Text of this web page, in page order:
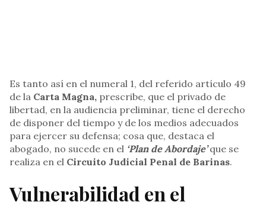
Es tanto así en el numeral 1, del referido artículo 49
de la Carta Magna, prescribe, que el privado de
libertad, en la audiencia preliminar, tiene el derecho
de disponer del tiempo y de los medios adecuados
para ejercer su defensa; cosa que, destaca el
abogado, no sucede en el ‘Plan de Abordaje’que se
realiza en el Circuito Judicial Penal de Barinas.
Vulnerabilidad en el